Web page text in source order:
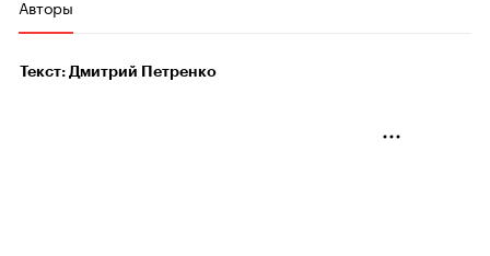
Авторы
Текст: Дмитрий Петренко